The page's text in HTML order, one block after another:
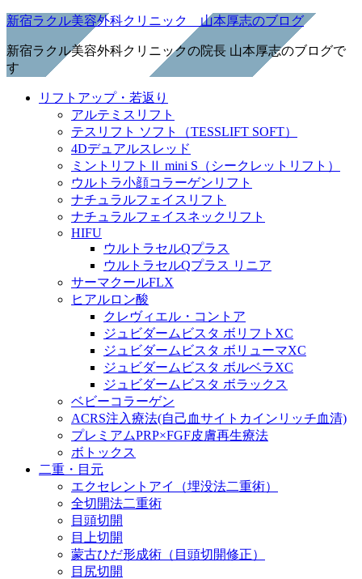
新宿ラクル美容外科クリニック 山本厚志のブログ
新宿ラクル美容外科クリニックの院長 山本厚志のブログで
す
リフトアップ・若返り
アルテミスリフト
テスリフト ソフト（TESSLIFT SOFT）
4Dデュアルスレッド
ミントリフトⅡ mini S（シークレットリフト）
ウルトラ小顔コラーゲンリフト
ナチュラルフェイスリフト
ナチュラルフェイスネックリフト
HIFU
ウルトラセルQプラス
ウルトラセルQプラス リニア
サーマクールFLX
ヒアルロン酸
クレヴィエル・コントア
ジュビダームビスタ ボリフトXC
ジュビダームビスタ ボリューマXC
ジュビダームビスタ ボルベラXC
ジュビダームビスタ ボラックス
ベビーコラーゲン
ACRS注入療法(自己血サイトカインリッチ血清)
プレミアムPRP×FGF皮膚再生療法
ボトックス
二重・目元
エクセレントアイ（埋没法二重術）
全切開法二重術
目頭切開
目上切開
蒙古ひだ形成術（目頭切開修正）
目尻切開